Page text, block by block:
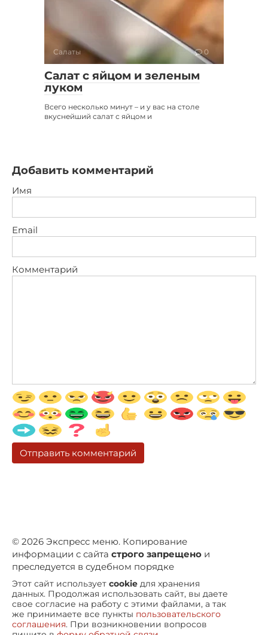
Салаты 0
Салат с яйцом и зеленым
луком
Всего несколько минут – и у вас на столе
вкуснейший салат с яйцом и
Добавить комментарий
Имя
Email
Комментарий
© 2026 Экспресс меню. Копирование
информации с сайта строго запрещено и
преследуется в судебном порядке
Этот сайт использует cookie для хранения
данных. Продолжая использовать сайт, вы даете
свое согласие на работу с этими файлами, а так
же принимаете все пункты пользовательского
соглашения. При возникновении вопросов